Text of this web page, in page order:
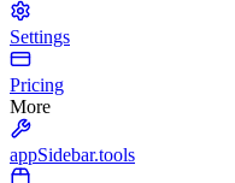
Settings
Pricing
More
appSidebar.tools